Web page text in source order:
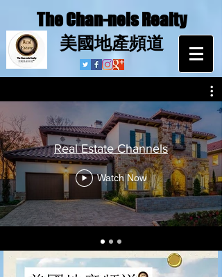
The Chan-nels Realty
​美國地產頻道
Real Estate Channels
Watch Now